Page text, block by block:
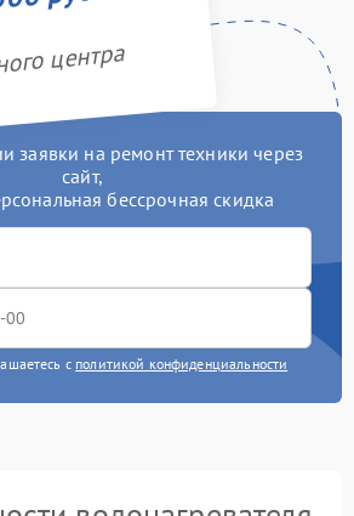
центра
заявки на ремонт техники через
сайт,
бессрочная скидка
с политикой конфиденциальности